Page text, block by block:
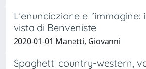
L’enunciazione e l’immagine:
vista di Benveniste
2020-01-01 Manetti, Giovanni
Spaghetti country-western,